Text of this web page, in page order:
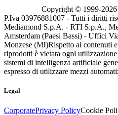
Copyright © 1999-2026
P.Iva 03976881007 - Tutti i diritti
Mediamond S.p.A. - RTI S.p.A.,
Amsterdam (Paesi Bassi) - Uffici
Monzese (MI)Rispetto ai contenuti
riprodotti è vietata ogni
sistemi di intelligenza artificiale
espresso di utilizzare mezzi
Legal
CorporatePrivacy PolicyCookie